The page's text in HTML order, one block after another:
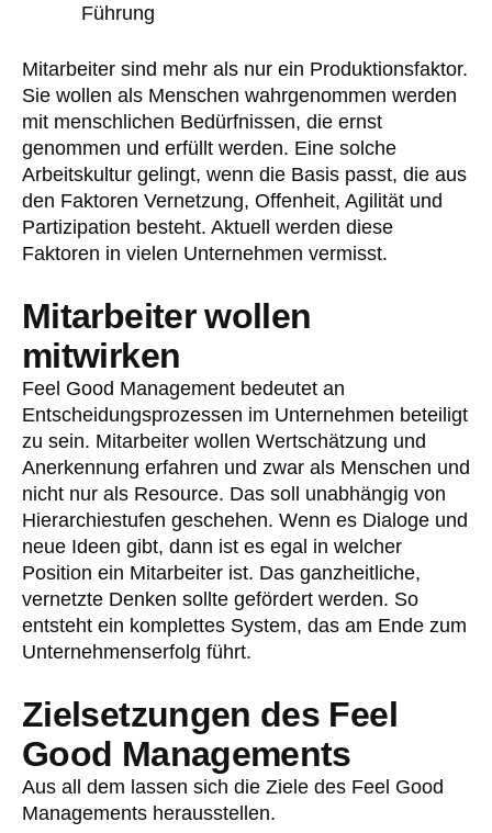
Führung
Mitarbeiter sind mehr als nur ein Produktionsfaktor.
Sie wollen als Menschen wahrgenommen werden
mit menschlichen Bedürfnissen, die ernst
genommen und erfüllt werden. Eine solche
Arbeitskultur gelingt, wenn die Basis passt, die aus
den Faktoren Vernetzung, Offenheit, Agilität und
Partizipation besteht. Aktuell werden diese
Faktoren in vielen Unternehmen vermisst.
Mitarbeiter wollen
mitwirken
Feel Good Management bedeutet an
Entscheidungsprozessen im Unternehmen beteiligt
zu sein. Mitarbeiter wollen Wertschätzung und
Anerkennung erfahren und zwar als Menschen und
nicht nur als Resource. Das soll unabhängig von
Hierarchiestufen geschehen. Wenn es Dialoge und
neue Ideen gibt, dann ist es egal in welcher
Position ein Mitarbeiter ist. Das ganzheitliche,
vernetzte Denken sollte gefördert werden. So
entsteht ein komplettes System, das am Ende zum
Unternehmenserfolg führt.
Zielsetzungen des Feel
Good Managements
Aus all dem lassen sich die Ziele des Feel Good
Managements herausstellen.